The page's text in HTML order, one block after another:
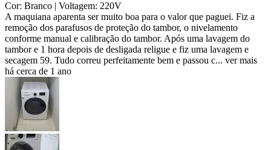
Cor: Branco | Voltagem: 220V
A maquiana aparenta ser muito boa para o valor que paguei. Fiz a
remoção dos parafusos de proteção do tambor, o nivelamento
conforme manual e calibração do tambor. Após uma lavagem do
tambor e 1 hora depois de desligada religue e fiz uma lavagem e
secagem 59. Tudo correu perfeitamente bem e passou c... ver mais
há cerca de 1 ano